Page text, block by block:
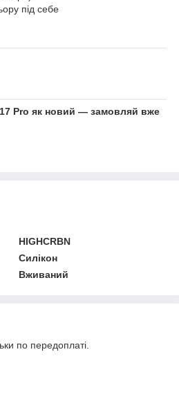
під себе
Pro як новий — замовляй вже
HIGHCRBN
Силікон
Вживаний
по передоплаті.